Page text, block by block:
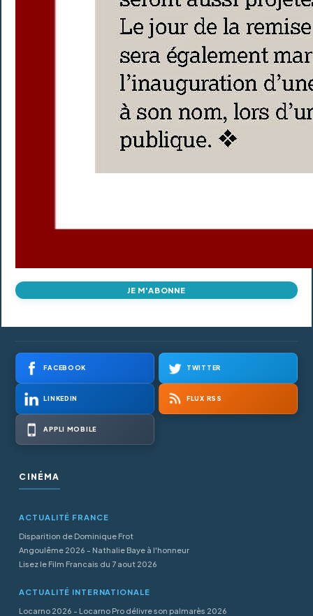
JE M'ABONNE
FACEBOOK TWITTER
LINKEDIN FLUX RSS
APPLI MOBILE
CINÉMA
ACTUALITÉ FRANCE
Disparition de Dominique Frot
Angoulême 2026 - Nathalie Baye à l'honneur
Lisez le Film Francais du 7 aout 2026
ACTUALITÉ INTERNATIONALE
Locarno 2026 - Locarno Pro délivre son palmarès 2026